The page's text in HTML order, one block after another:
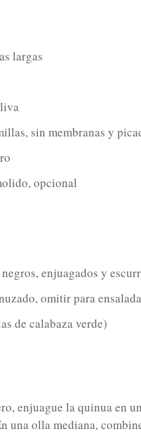
largas
sin membranas y
opcional
enjuagados y
omitir para
de calabaza verde)
enjuague la quinua en
una olla mediana,